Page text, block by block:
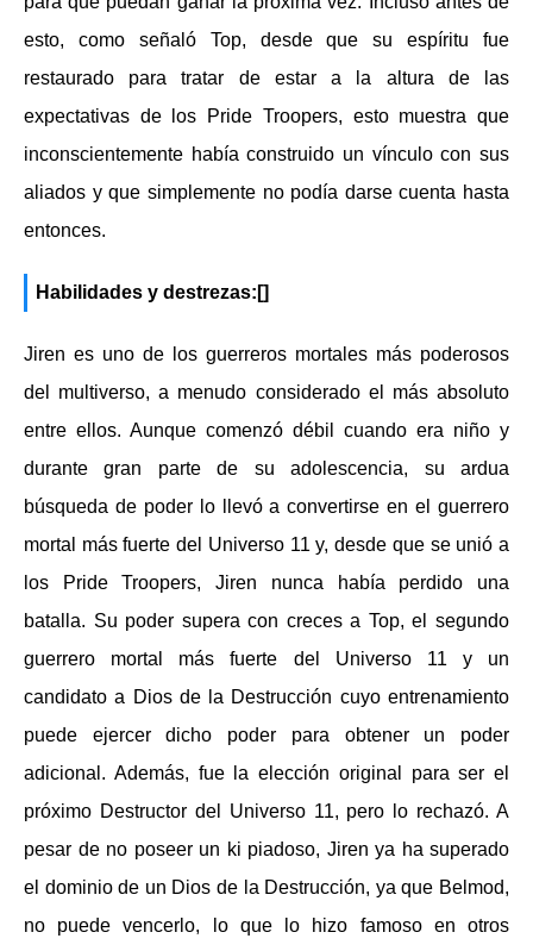
esto, como señaló Top, desde que su espíritu fue
restaurado para tratar de estar a la altura de las
expectativas de los Pride Troopers, esto muestra que
inconscientemente había construido un vínculo con sus
aliados y que simplemente no podía darse cuenta hasta
entonces.
Habilidades y destrezas:[]
Jiren es uno de los guerreros mortales más poderosos
del multiverso, a menudo considerado el más absoluto
entre ellos. Aunque comenzó débil cuando era niño y
durante gran parte de su adolescencia, su ardua
búsqueda de poder lo llevó a convertirse en el guerrero
mortal más fuerte del Universo 11 y, desde que se unió a
los Pride Troopers, Jiren nunca había perdido una
batalla. Su poder supera con creces a Top, el segundo
guerrero mortal más fuerte del Universo 11 y un
candidato a Dios de la Destrucción cuyo entrenamiento
puede ejercer dicho poder para obtener un poder
adicional. Además, fue la elección original para ser el
próximo Destructor del Universo 11, pero lo rechazó. A
pesar de no poseer un ki piadoso, Jiren ya ha superado
el dominio de un Dios de la Destrucción, ya que Belmod,
no puede vencerlo, lo que lo hizo famoso en otros